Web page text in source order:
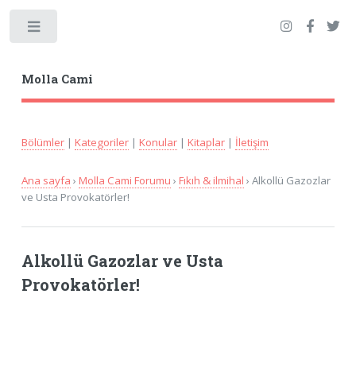
Molla Cami
Bölümler| Kategoriler| Konular| Kitaplar| İletişim
Ana sayfa › Molla Cami Forumu › Fıkıh & ilmihal › Alkollü Gazozlar
ve Usta Provokatörler!
Alkollü Gazozlar ve Usta
Provokatörler!